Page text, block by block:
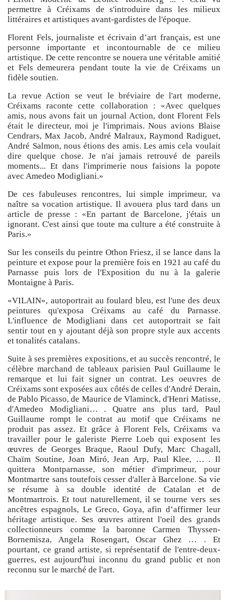
permettre à Créixams de s'introduire dans les milieux
littéraires et artistiques avant-gardistes de l'époque.
Florent Fels, journaliste et écrivain d’art français, est une
personne importante et incontournable de ce milieu
artistique. De cette rencontre se nouera une véritable amitié
et Fels demeurera pendant toute la vie de Créixams un
fidèle soutien.
La revue Action se veut le bréviaire de l'art moderne,
Créixams raconte cette collaboration : «Avec quelques
amis, nous avons fait un journal Action, dont Florent Fels
était le directeur, moi je l'imprimais. Nous avions Blaise
Cendrars, Max Jacob, André Malraux, Raymond Radiguet,
André Salmon, nous étions des amis. Les amis cela voulait
dire quelque chose. Je n'ai jamais retrouvé de pareils
moments... Et dans l'imprimerie nous faisions la popote
avec Amedeo Modigliani.»
De ces fabuleuses rencontres, lui simple imprimeur, va
naître sa vocation artistique. Il avouera plus tard dans un
article de presse : «En partant de Barcelone, j'étais un
ignorant. C'est ainsi que toute ma culture a été construite à
Paris.»
Sur les conseils du peintre Othon Friesz, il se lance dans la
peinture et expose pour la première fois en 1921 au café du
Parnasse puis lors de l'Exposition du nu à la galerie
Montaigne à Paris.
«VILAIN», autoportrait au foulard bleu, est l'une des deux
peintures qu'exposa Créixams au café du Parnasse.
L'influence de Modigliani dans cet autoportrait se fait
sentir tout en y ajoutant déjà son propre style aux accents
et tonalités catalans.
Suite à ses premières expositions, et au succès rencontré, le
célèbre marchand de tableaux parisien Paul Guillaume le
remarque et lui fait signer un contrat. Les oeuvres de
Créixams sont exposées aux côtés de celles d'André Derain,
de Pablo Picasso, de Maurice de Vlaminck, d'Henri Matisse,
d'Amedeo Modigliani… . Quatre ans plus tard, Paul
Guillaume rompt le contrat au motif que Créixams ne
produit pas assez. Et grâce à Florent Fels, Créixams va
travailler pour le galeriste Pierre Loeb qui exposent les
œuvres de Georges Braque, Raoul Dufy, Marc Chagall,
Chaïm Soutine, Joan Miró, Jean Arp, Paul Klee, … . Il
quittera Montparnasse, son métier d'imprimeur, pour
Montmartre sans toutefois cesser d'aller à Barcelone. Sa vie
se résume à sa double identité de Catalan et de
Montmartrois. Et tout naturellement, il se tourne vers ses
ancêtres espagnols, Le Greco, Goya, afin d’affirmer leur
héritage artistique. Ses œuvres attirent l'oeil des grands
collectionneurs comme la baronne Carmen Thyssen-
Bornemisza, Angela Rosengart, Oscar Ghez … . Et
pourtant, ce grand artiste, si représentatif de l'entre-deux-
guerres, est aujourd'hui inconnu du grand public et non
reconnu sur le marché de l'art.